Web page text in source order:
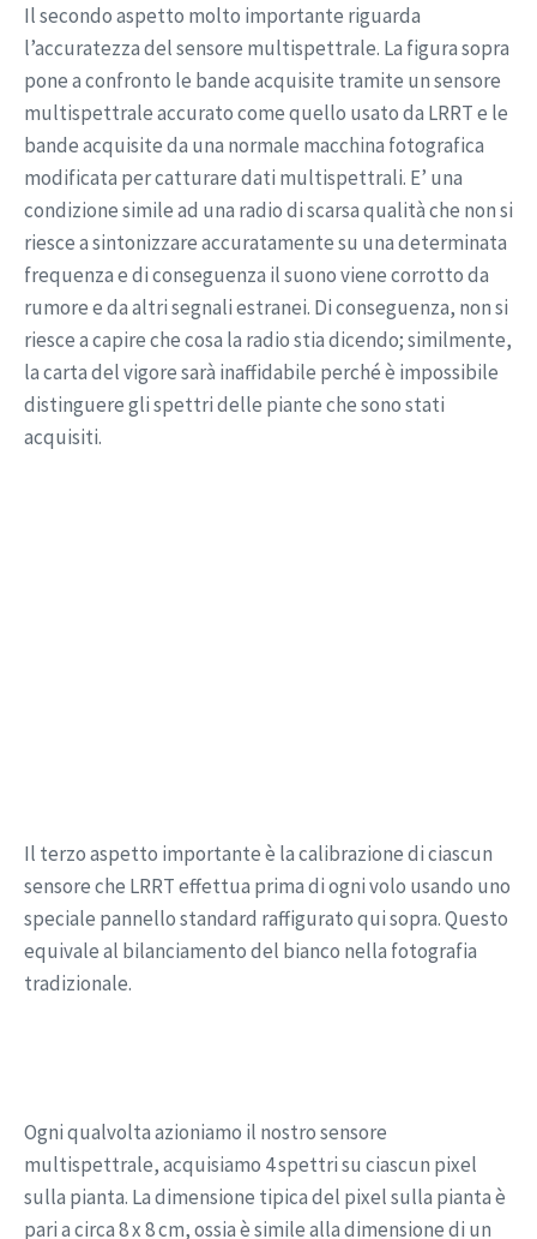
Il secondo aspetto molto importante riguarda
l’accuratezza del sensore multispettrale. La figura sopra
pone a confronto le bande acquisite tramite un sensore
multispettrale accurato come quello usato da LRRT e le
bande acquisite da una normale macchina fotografica
modificata per catturare dati multispettrali. E’ una
condizione simile ad una radio di scarsa qualità che non si
riesce a sintonizzare accuratamente su una determinata
frequenza e di conseguenza il suono viene corrotto da
rumore e da altri segnali estranei. Di conseguenza, non si
riesce a capire che cosa la radio stia dicendo; similmente,
la carta del vigore sarà inaffidabile perché è impossibile
distinguere gli spettri delle piante che sono stati
acquisiti.
Il terzo aspetto importante è la calibrazione di ciascun
sensore che LRRT effettua prima di ogni volo usando uno
speciale pannello standard raffigurato qui sopra. Questo
equivale al bilanciamento del bianco nella fotografia
tradizionale.
Ogni qualvolta azioniamo il nostro sensore
multispettrale, acquisiamo 4 spettri su ciascun pixel
sulla pianta. La dimensione tipica del pixel sulla pianta è
pari a circa 8 x 8 cm, ossia è simile alla dimensione di un